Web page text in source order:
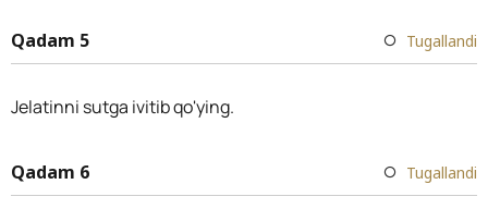
Qadam 5 Tugallandi
Jelatinni sutga ivitib qo'ying.
Qadam 6 Tugallandi